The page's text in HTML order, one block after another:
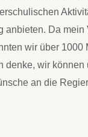
anbieten. Da mein
wir über 1000
denke, wir können
an die